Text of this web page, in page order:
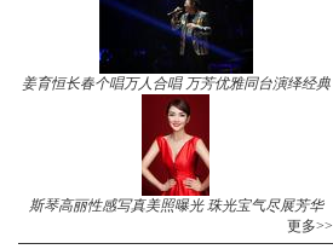
姜育恒长春个唱万人合唱 万芳优雅同台演绎经典
斯琴高丽性感写真美照曝光 珠光宝气尽展芳华
更多>>